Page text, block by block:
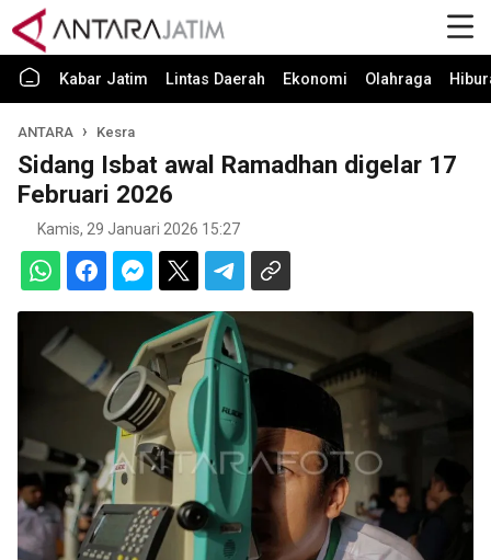
Kabar Jatim Lintas Daerah Ekonomi Olahraga
ANTARA Kesra
Sidang Isbat awal Ramadhan digelar 17
Februari 2026
Kamis, 29 Januari 2026 15:27